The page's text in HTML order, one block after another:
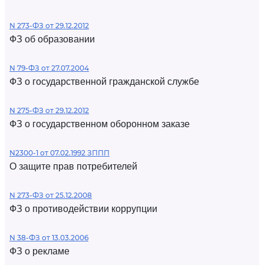
N 273-ФЗ от 29.12.2012
ФЗ об образовании
N 79-ФЗ от 27.07.2004
ФЗ о государственной гражданской службе
N 275-ФЗ от 29.12.2012
ФЗ о государственном оборонном заказе
N2300-1 от 07.02.1992 ЗППП
О защите прав потребителей
N 273-ФЗ от 25.12.2008
ФЗ о противодействии коррупции
N 38-ФЗ от 13.03.2006
ФЗ о рекламе